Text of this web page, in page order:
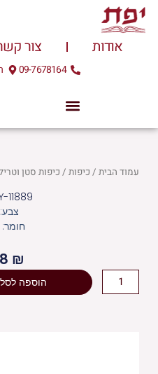
דילוג
לתוכן
אודות צור
09-7678164
עמוד הבית/ כיפות/ כיפות סטן
11889
₪
כמות
של
הוספה לסל